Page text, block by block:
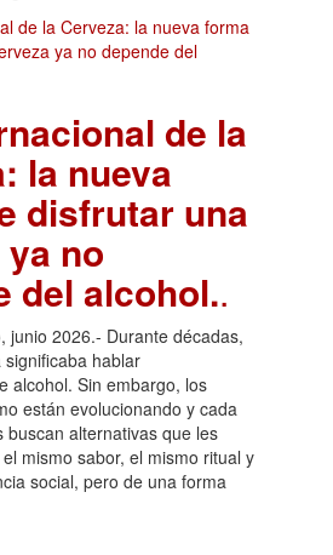
de la
la nueva
disfrutar una
no
del alcohol..
junio 2026.- Durante décadas,
hablar
alcohol. Sin embargo, los
están evolucionando y cada
buscan alternativas que les
mismo sabor, el mismo ritual y
social, pero de una forma